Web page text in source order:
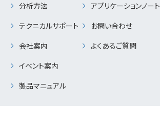
分析方法
テクニカルサポート
会社案内
イベント案内
製品マニュアル
アプリケーションノート
お問い合わせ
よくあるご質問